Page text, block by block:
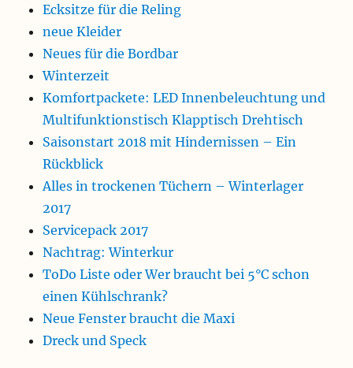
Ecksitze für die Reling
neue Kleider
Neues für die Bordbar
Winterzeit
Komfortpackete: LED Innenbeleuchtung und
Multifunktionstisch Klapptisch Drehtisch
Saisonstart 2018 mit Hindernissen – Ein
Rückblick
Alles in trockenen Tüchern – Winterlager
2017
Servicepack 2017
Nachtrag: Winterkur
ToDo Liste oder Wer braucht bei 5°C schon
einen Kühlschrank?
Neue Fenster braucht die Maxi
Dreck und Speck